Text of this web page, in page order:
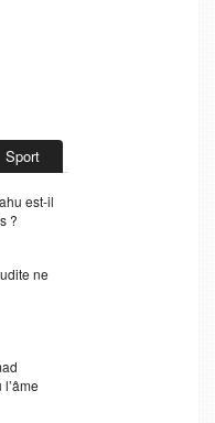
Sport
est-il
?
ne